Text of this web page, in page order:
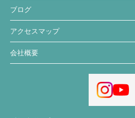
ブログ
アクセスマップ
会社概要